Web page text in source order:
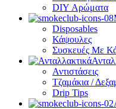
DIY Αρώματα
Disposables
Κάψουλες
Συσκευές Με
Αντιστάσεις
Τζαμάκια /
Drip Tips